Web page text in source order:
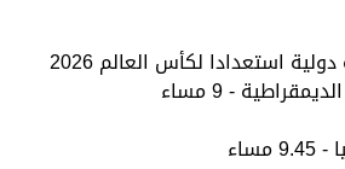
استعدادا لكأس العالم 2026